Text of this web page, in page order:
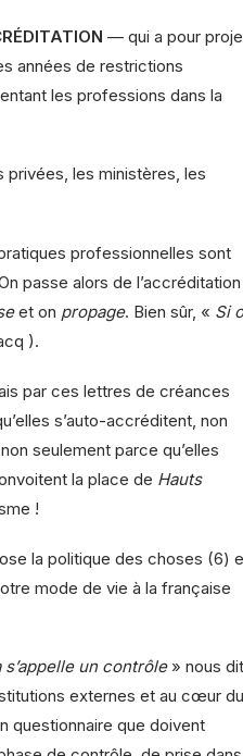
— qui a pour
années de restrictions
les professions dans la
privées, les ministères, les
professionnelles sont
passe alors de l’accréditation
et on propage. Bien sûr, « Si
).
par ces lettres de créances
s’auto-accréditent, non
seulement parce qu’elles
la place de Hauts
!
la politique des choses (6)
mode de vie à la française
un contrôle» nous dit
externes et au cœur du
questionnaire que doivent